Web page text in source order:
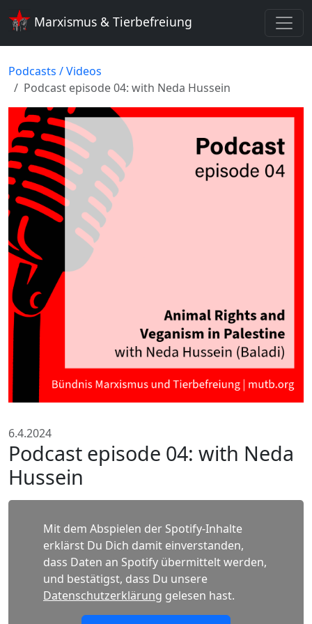
Marxismus & Tierbefreiung
Podcasts / Videos
Podcast episode 04: with Neda Hussein
6.4.2024
Podcast episode 04: with Neda
Hussein
Mit dem Abspielen der Spotify-Inhalte
erklärst Du Dich damit einverstanden,
dass Daten an Spotify übermittelt werden,
und bestätigst, dass Du unsere
Datenschutzerklärung gelesen hast.